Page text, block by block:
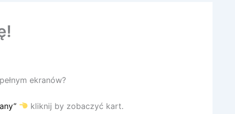
ekranów?
kliknij by zobaczyć kart.